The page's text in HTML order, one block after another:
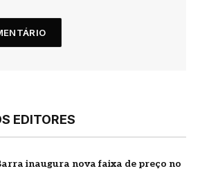
EDITORES
inaugura nova faixa de preço no